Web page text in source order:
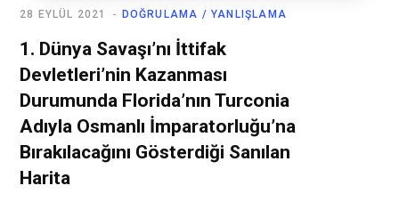
DOĞRULAMA / YANLIŞLAMA
28 EYLÜL 2021
1. Dünya Savaşı’nı İttifak
Devletleri’nin Kazanması
Durumunda Florida’nın Turconia
Adıyla Osmanlı İmparatorluğu’na
Bırakılacağını Gösterdiği Sanılan
Harita